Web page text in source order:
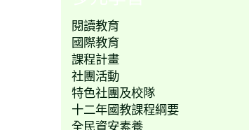
閱讀教育
國際教育
課程計畫
社團活動
特色社團及校隊
十二年國教課程綱要
全民資安素養